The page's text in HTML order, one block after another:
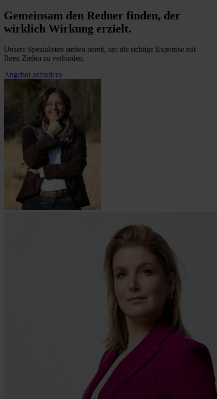
Gemeinsam den Redner finden, der
wirklich Wirkung erzielt.
Unsere Spezialisten stehen bereit, um die richtige Expertise mit
Ihren Zielen zu verbinden.
Angebot anfordern